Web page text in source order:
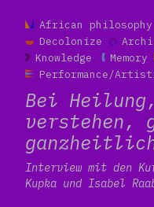
African philosophy
Decolonize
Knowledge
Memory
Performance/
Bei
verstehen,
Interview mit den
Kupka und Isabel